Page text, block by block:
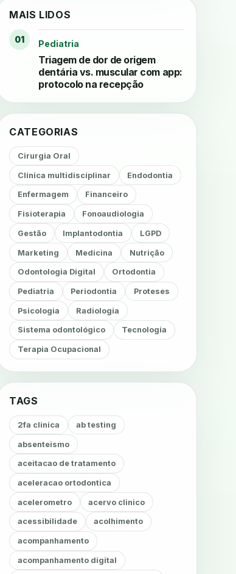
MAIS LIDOS
01 Pediatria
Triagem de dor de origem
dentária vs. muscular com app:
protocolo na recepção
CATEGORIAS
Cirurgia Oral
Clínica multidisciplinar Endodontia
Enfermagem Financeiro
Fisioterapia Fonoaudiologia
Gestão Implantodontia LGPD
Marketing Medicina Nutrição
Odontologia Digital Ortodontia
Pediatria Periodontia Proteses
Psicologia Radiologia
Sistema odontológico Tecnologia
Terapia Ocupacional
TAGS
2fa clinica ab testing
absenteismo
aceitacao de tratamento
aceleracao ortodontica
acelerometro acervo clinico
acessibilidade acolhimento
acompanhamento
acompanhamento digital